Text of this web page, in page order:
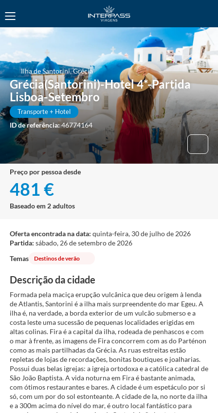
Ilha de Santorini, Grécia
Grécia(Santorini)-Hotel 4*-Partida
Lisboa-Setembro
Transporte + Hotel
ID de referência:46774164
preço por pessoa desde
481 €
Baseado em 2 adultos
Oferta encontrada na data: quinta-feira, 30 de julho de 2026
Partida: sábado, 26 de setembro de 2026
Temas
Destinos de verão
Descrição da cidade
Formada pela maciça erupção vulcânica que deu origem à lenda
de Atlantis, Santorini é a ilha mais surpreendente do mar Egeu. A
ilha é, na verdade, a borda exterior de um vulcão submerso e a
costa leste uma sucessão de pequenas localidades erigidas em
altas colinas. Fira é a capital da ilha, rodeada de penhascos e com
o mar à frente, as imagens de Fira concorrem com as do Parténon
como as mais partilhadas da Grécia. As ruas estreitas estão
repletas de lojas de recordações, bonitas boutiques e joalharias.
Possui duas belas igrejas: a igreja ortodoxa e a católica catedral de
São João Baptista. A vida noturna em Fira é bastante animada,
com ótimos restaurantes e bares. A cidade é um espetáculo por si
só, com um por do sol estonteante. A cidade de Ia, no norte da ilha
e a 300m acima do nível do mar, é outro local fantástico para